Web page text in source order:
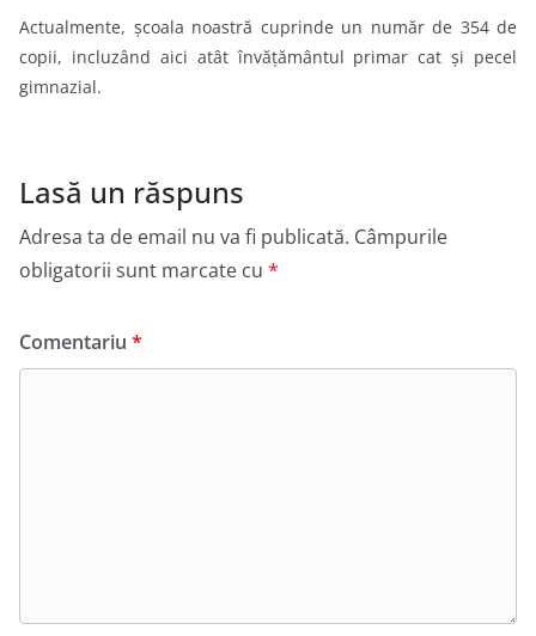
Actualmente, școala noastră cuprinde un număr de 354 de
copii, incluzând aici atât învățământul primar cat și pecel
gimnazial.
Lasă un răspuns
Adresa ta de email nu va fi publicată. Câmpurile
obligatorii sunt marcate cu *
Comentariu *